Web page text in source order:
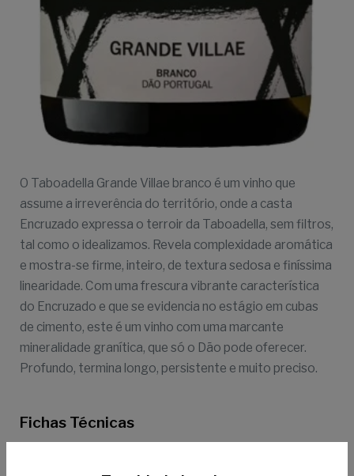
O Taboadella Grande Villae branco é um vinho que
assume a irreverência do território, onde a casta
Encruzado expressa o terroir da Taboadella, sem filtros,
tal como o idealizamos. Revela complexidade aromática
e mostra-se firme, inteiro, de textura sedosa e finíssima
linearidade. Com uma frescura vibrante característica
do Encruzado e que se evidencia no estágio em cubas
de cimento, este é um vinho com uma marcante
mineralidade granítica, que só o Dão pode oferecer.
Profundo, termina longo, persistente e muito preciso.
Fichas Técnicas